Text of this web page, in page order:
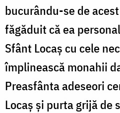
bucurându-se de
făgăduit că ea
Sfânt Locaș cu cele
împlinească monahii
Preasfânta adeseori
Locaș și purta grijă de